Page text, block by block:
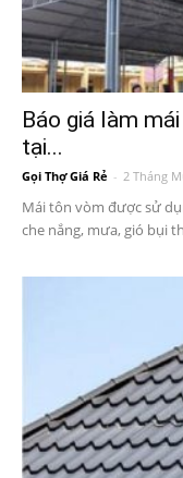
Báo giá làm
tại...
Gọi Thợ Giá Rẻ - 2 Tháng
Mái tôn vòm được sử
che nắng, mưa, gió bụi